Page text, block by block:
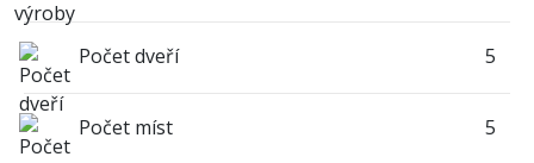
Počet dveří 5
Počet míst 5